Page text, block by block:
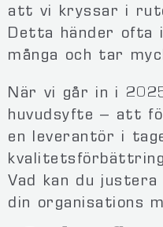
att vi kryssar i
Detta händer ofta
många och tar
När vi går in i
huvudsyfte – att
en leverantör i
Vad kan du
din organisations